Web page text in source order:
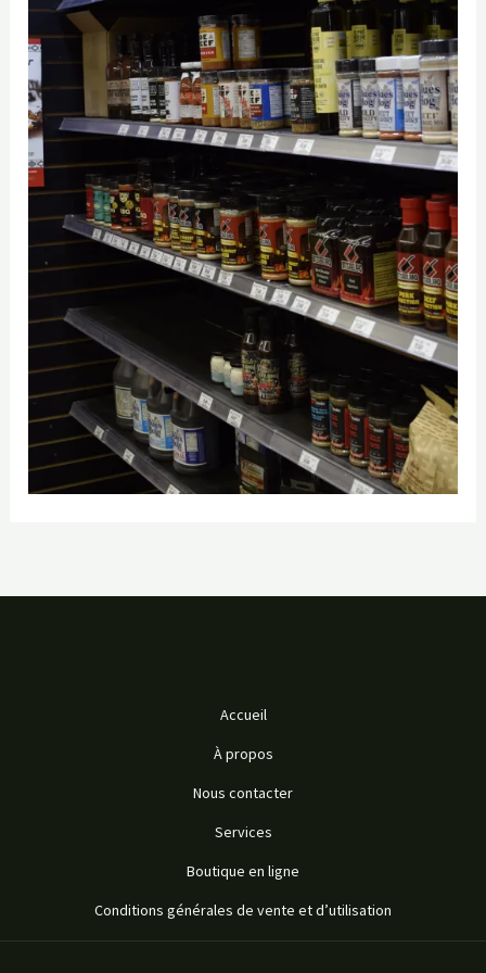
Accueil
À propos
Nous contacter
Services
Boutique en ligne
Conditions générales de vente et d’utilisation